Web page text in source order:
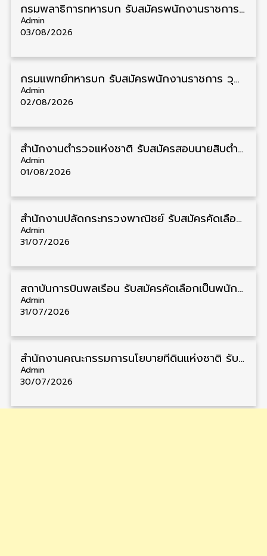
กรมพลาธิการทหารบก รับสมัครพนักงานราชการ วุฒิ ม.3/ม.6/ปวช. 66 อัตรา รับสมัคร 10 – 17 สิงหาคม
Admin
03/08/2026
กรมแพทย์ทหารบก รับสมัครพนักงานราชการ วุฒิ ม.3/ม.6/ปวช./ปวท./ปวส. 6 อัตรา รับสมัคร 3 – 7 สิงหาคม
Admin
02/08/2026
สำนักงานตำรวจแห่งชาติ รับสมัครสอบนายสิบตำรวจ วุฒิ ม.6/ปวช. 6,000 อัตรา รับสมัคร 8 – 19 สิงหาคม
Admin
01/08/2026
สำนักงานปลัดกระทรวงพาณิชย์ รับสมัครคัดเลือกพนักงานราชการ วุฒิ ปวส./ป.ตรี 11 อัตรา รับสมัคร 10 – 21 สิงหาคม
Admin
31/07/2026
สถาบันการบินพลเรือน รับสมัครคัดเลือกเป็นพนักงาน วุฒิ ป.ตรี/ป.โท/ป.เอก 11 อัตรา รับสมัคร 27 กรกฎาคม – 10 สิงหาคม
Admin
31/07/2026
สำนักงานคณะกรรมการนโยบายที่ดินแห่งชาติ รับสมัครคัดเลือกพนักงานราชการ วุฒิ ป.ตรี 6 อัตรา รับสมัคร 13 กรกฎาคม – 6 สิงหาคม
Admin
30/07/2026